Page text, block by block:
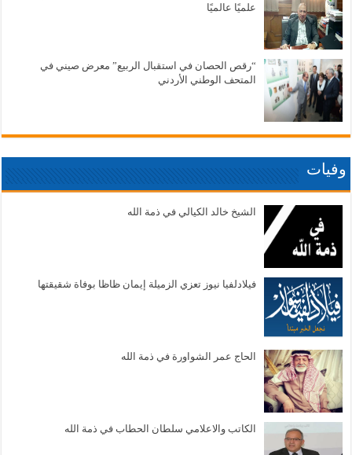
علميًا عالميًا
“رقص الحصان في استقبال الربيع” معرض صيني في
المتحف الوطني الأردني
وفيات
الشيخ خالد الكيالي في ذمة الله
فيلادلفيا نيوز تعزي الزميلة إيمان ظاظا بوفاة شقيقتها
الحاج عمر الشواورة في ذمة الله
الكاتب والاعلامي سلطان الحطاب في ذمة الله